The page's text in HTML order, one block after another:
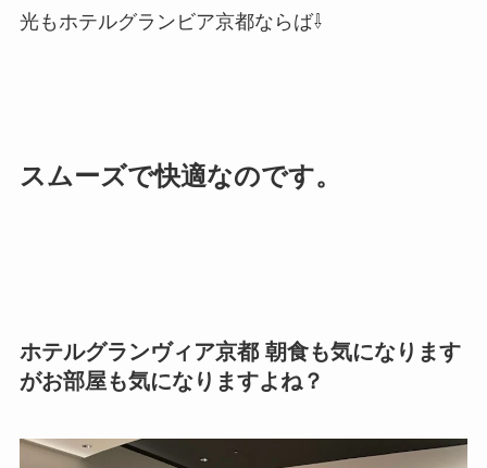
光もホテルグランビア京都ならば⇩
スムーズで快適なのです。
ホテルグランヴィア京都 朝食も気になります
がお部屋も気になりますよね？